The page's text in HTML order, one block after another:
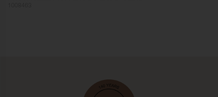
3,0 mm (ISO 13936-2)